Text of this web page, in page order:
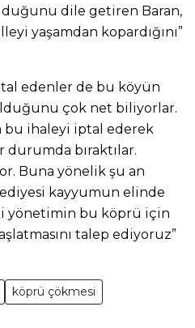
dile getiren Baran,
yaşamdan kopardığını”
edenler de bu köyün
çok net biliyorlar.
bu ihaleyi iptal ederek
bıraktılar.
Buna yönelik şu an
kayyumun elinde
yönetimin bu köprü için
talep ediyoruz”
köprü çökmesi